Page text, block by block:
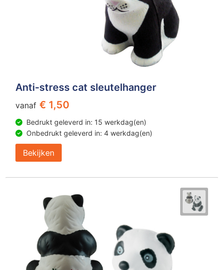
Anti-stress cat sleutelhanger
vanaf € 1,50
Bedrukt geleverd in: 15 werkdag(en)
Onbedrukt geleverd in: 4 werkdag(en)
Bekijken